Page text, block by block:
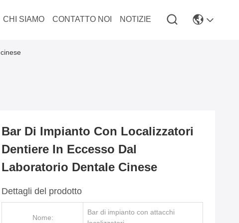
CHI SIAMO CONTATTO NOI NOTIZIE
Bar Di Impianto Con Localizzatori
Dentiere In Eccesso Dal
Laboratorio Dentale Cinese
Dettagli del prodotto
Nome:
Bar di impianto con attacchi